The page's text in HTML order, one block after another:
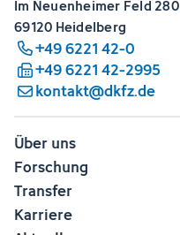
Im Neuenheimer Feld 280
69120 Heidelberg
+49 6221 42-0
+49 6221 42-2995
kontakt@dkfz.de
Über uns
Forschung
Transfer
Karriere